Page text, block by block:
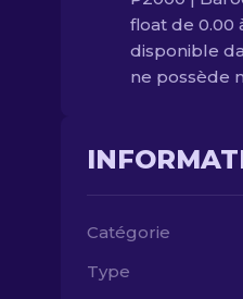
float de 0.00
disponible
ne possède
Catégorie
Type